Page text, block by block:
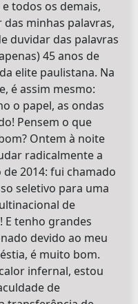
todos os demais,
minhas palavras,
duvidar das palavras
45 anos de
elite paulistana. Na
é assim mesmo:
o papel, as ondas
Pensem o que
Ontem à noite
radicalmente a
2014: fui chamado
seletivo para uma
de
E tenho grandes
devido ao meu
é muito bom.
infernal, estou
de